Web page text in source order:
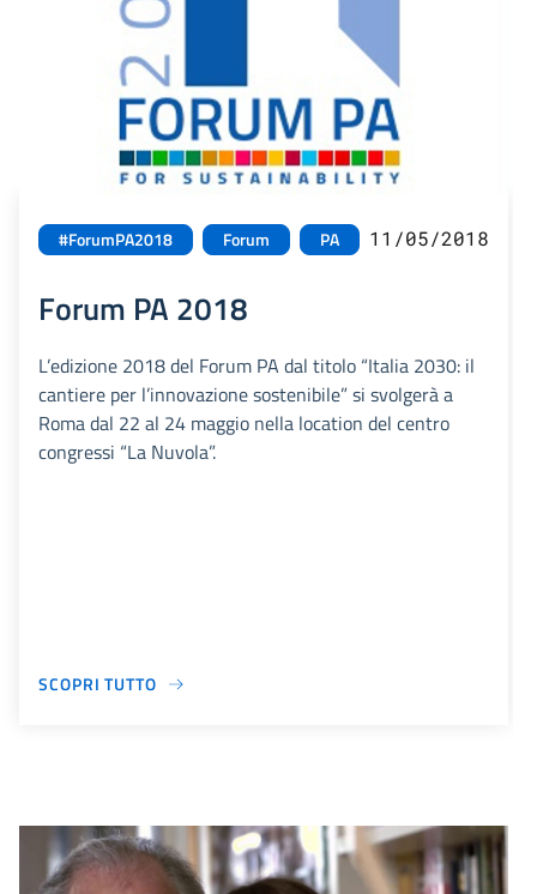
#ForumPA2018 Forum PA 11/05/2018
Forum PA 2018
L’edizione 2018 del Forum PA dal titolo “Italia 2030: il
cantiere per l’innovazione sostenibile” si svolgerà a
Roma dal 22 al 24 maggio nella location del centro
congressi “La Nuvola”.
SCOPRI TUTTO